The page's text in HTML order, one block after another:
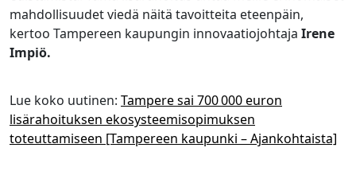
mahdollisuudet viedä näitä tavoitteita eteenpäin,
kertoo Tampereen kaupungin innovaatiojohtaja Irene
Impiö.
Lue koko uutinen: Tampere sai 700 000 euron
lisärahoituksen ekosysteemisopimuksen
toteuttamiseen [Tampereen kaupunki – Ajankohtaista]